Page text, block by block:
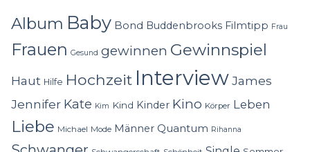
Album Baby Bond Buddenbrooks Filmtipp Frau
Frauen Gesund gewinnen Gewinnspiel
Haut Hilfe Hochzeit InterviewJames
Jennifer Kate Kim Kind Kinder Kino Körper Leben
Liebe Michael Mode Männer Quantum Rihanna